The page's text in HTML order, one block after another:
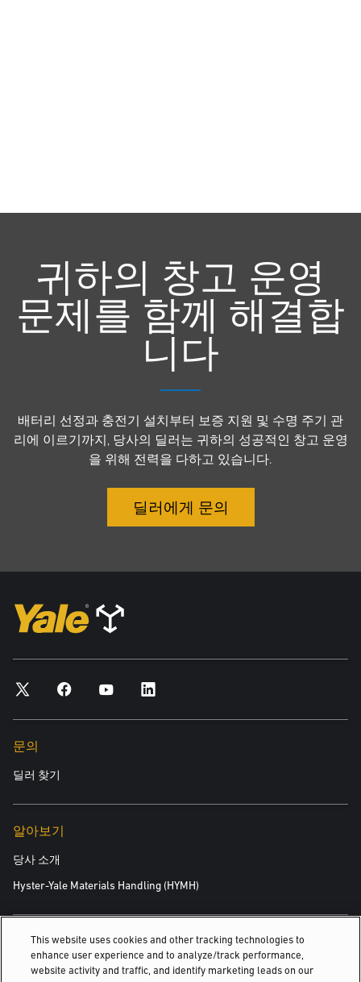
정보를 제출하면 이 양식에서 수집한 데이터는 귀하의 질의에 답
정보 권리와 관련된 자세한 정보는 개인정보 보호정책을 확인하십
네. Yale 제품 및 서비스에 대한 향후 소식을 원합니다.
아니요. 향후 소식을 원하지 않습니다.
제출
귀하의 창고 운영
문제를 함께 해결합
니다
배터리 선정과 충전기 설치부터 보증 지원 및 수명 주기 관
리에 이르기까지, 당사의 딜러는 귀하의 성공적인 창고 운영
을 위해 전력을 다하고 있습니다.
딜러에게 문의
문의
딜러 찾기
알아보기
당사 소개
Hyster-Yale Materials Handling (HYMH)
채용
채용
This website uses cookies and other tracking technologies to
enhance user experience and to analyze/track performance,
website activity and traffic, and identify marketing leads on our